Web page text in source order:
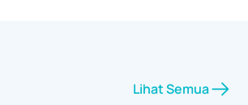
Lihat Semua